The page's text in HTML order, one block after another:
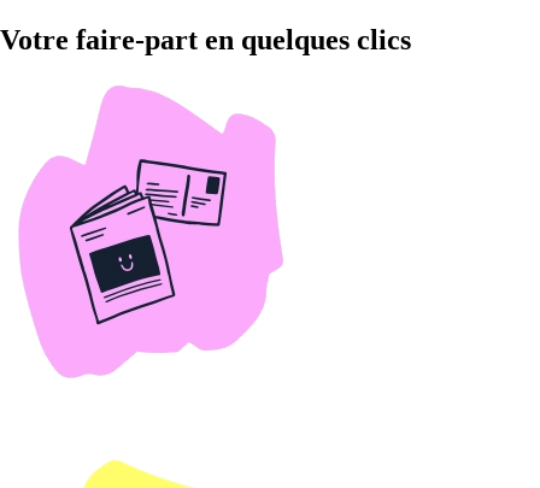
Votre faire-part en quelques clics